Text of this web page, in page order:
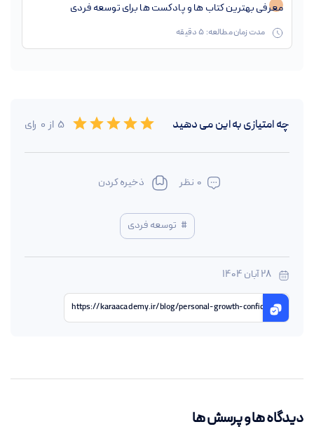
معرفی بهترین کتاب ها و پادکست ها برای توسعه فردی
مدت زمان مطالعه: 5دقیقه
چه امتیازی به اینمی دهید
0.5 Stars
1 Star1.5 Stars
2 Stars
2.5 Stars
3 Stars
3.5 Stars
4 Stars4.5 Stars
5 Stars
Empty
5 از0 رای
0 نظر ذخیره کردن
# توسعه فردی
28 آبان 1404
https://karaacademy.ir/blog/personal-growth-confidence
دیدگاه ها و پرسش ها